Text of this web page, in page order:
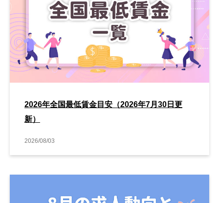
2026年全国最低賃金目安（2026年7月30日更
新）
2026/08/03